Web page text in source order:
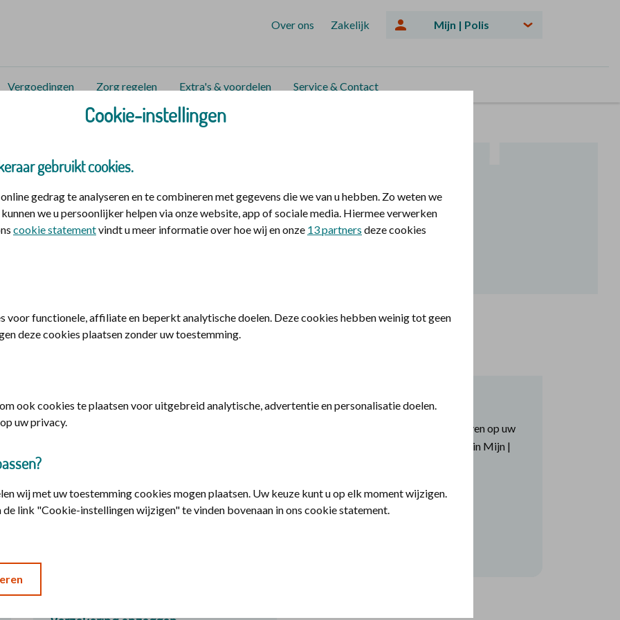
Over ons Zakelijk Mijn | Polis
Vergoedingen Zorg regelen Extra's & voordelen Service & Contact
Veranderen Mijn zorgverzekering
of partner inschrijven
U kunt uw vrijwillig eigen risico aanpassen in
Wilt u uw kind of partner inschrijven op uw
polis? Dat regelt u makkelijk zelf in Mijn |
Cookie-instellingen
gebruikt cookies.
gedrag te analyseren en te combineren met gegevens die we van u hebben. Zo weten we
we u persoonlijker helpen via onze website, app of sociale media. Hiermee verwerken
cookie statementvindt u meer informatie over hoe wij en onze 13 partners deze cookies
voor functionele, affiliate en beperkt analytische doelen. Deze cookies hebben weinig tot geen
deze cookies plaatsen zonder uw toestemming.
ook cookies te plaatsen voor uitgebreid analytische, advertentie en personalisatie doelen.
uw privacy.
wij met uw toestemming cookies mogen plaatsen. Uw keuze kunt u op elk moment wijzigen.
link "Cookie-instellingen wijzigen" te vinden bovenaan in ons cookie statement.